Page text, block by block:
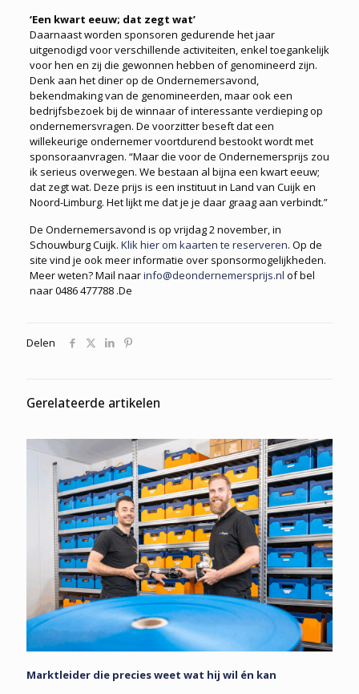
‘Een kwart eeuw; dat zegt wat’
Daarnaast worden sponsoren gedurende het jaar
uitgenodigd voor verschillende activiteiten, enkel toegankelijk
voor hen en zij die gewonnen hebben of genomineerd zijn.
Denk aan het diner op de Ondernemersavond,
bekendmaking van de genomineerden, maar ook een
bedrijfsbezoek bij de winnaar of interessante verdieping op
ondernemersvragen. De voorzitter beseft dat een
willekeurige ondernemer voortdurend bestookt wordt met
sponsoraanvragen. “Maar die voor de Ondernemersprijs zou
ik serieus overwegen. We bestaan al bijna een kwart eeuw;
dat zegt wat. Deze prijs is een instituut in Land van Cuijk en
Noord-Limburg. Het lijkt me dat je je daar graag aan verbindt.”
De Ondernemersavond is op vrijdag 2 november, in
Schouwburg Cuijk. Klik hier om kaarten te reserveren. Op de
site vind je ook meer informatie over sponsormogelijkheden.
Meer weten? Mail naarinfo@deondernemersprijs.nl of bel
naar 0486 477788 .De
Delen
Gerelateerde artikelen
Marktleider die precies weet wat hij wil én kan